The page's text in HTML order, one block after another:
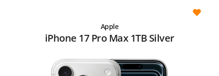
Apple
iPhone 17 Pro Max 1TB Silver